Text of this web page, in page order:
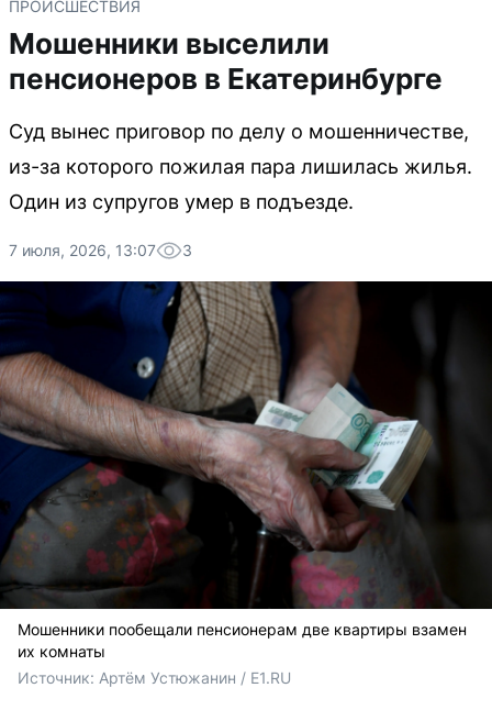
ПРОИСШЕСТВИЯ
Мошенники выселили
пенсионеров в Екатеринбурге
Суд вынес приговор по делу о мошенничестве,
из-за которого пожилая пара лишилась жилья.
Один из супругов умер в подъезде.
7 июля, 2026, 13:07 3
Мошенники пообещали пенсионерам две квартиры взамен
их комнаты
Источник: Артём Устюжанин / E1.RU